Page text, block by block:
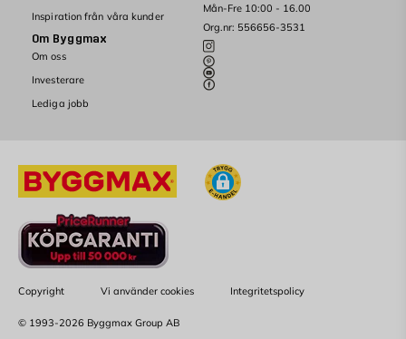
Mån-Fre 10:00 - 16.00
Org.nr: 556656-3531
Inspiration från våra kunder
Om Byggmax
Om oss
Investerare
Lediga jobb
Copyright Vi använder cookies Integritetspolicy
© 1993-2026 Byggmax Group AB